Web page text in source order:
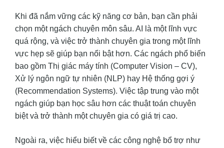
Khi đã nắm vững các kỹ năng cơ bản, bạn cần phải
chọn một ngách chuyên môn sâu. AI là một lĩnh vực
quá rộng, và việc trở thành chuyên gia trong một lĩnh
vực hẹp sẽ giúp bạn nổi bật hơn. Các ngách phổ biến
bao gồm Thị giác máy tính (Computer Vision – CV),
Xử lý ngôn ngữ tự nhiên (NLP) hay Hệ thống gợi ý
(Recommendation Systems). Việc tập trung vào một
ngách giúp bạn học sâu hơn các thuật toán chuyên
biệt và trở thành một chuyên gia có giá trị cao.
Ngoài ra, việc hiểu biết về các công nghệ bổ trợ như